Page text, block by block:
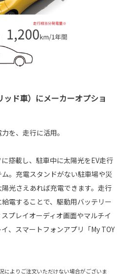
ッド車）にメーカーオプショ
を、走行に活用。
搭載し、駐車中に太陽光をEV走行
。充電スタンドがない駐車場や災
光さえあれば充電できます。走行
電することで、駆動用バッテリー
プレイオーディオ画面やマルチイ
、スマートフォンアプリ「My TOY
よりご注文いただけない場合がございま